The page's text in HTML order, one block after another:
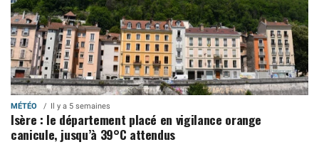
MÉTÉO Il y a 5 semaines
Isère : le département placé en vigilance orange
canicule, jusqu’à 39°C attendus